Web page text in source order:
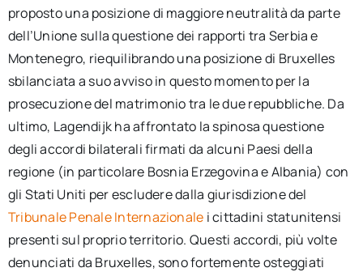
proposto una posizione di maggiore neutralità da parte
dell’Unione sulla questione dei rapporti tra Serbia e
Montenegro, riequilibrando una posizione di Bruxelles
sbilanciata a suo avviso in questo momento per la
prosecuzione del matrimonio tra le due repubbliche. Da
ultimo, Lagendijk ha affrontato la spinosa questione
degli accordi bilaterali firmati da alcuni Paesi della
regione (in particolare Bosnia Erzegovina e Albania) con
gli Stati Uniti per escludere dalla giurisdizione del
Tribunale Penale Internazionale i cittadini statunitensi
presenti sul proprio territorio. Questi accordi, più volte
denunciati da Bruxelles, sono fortemente osteggiati